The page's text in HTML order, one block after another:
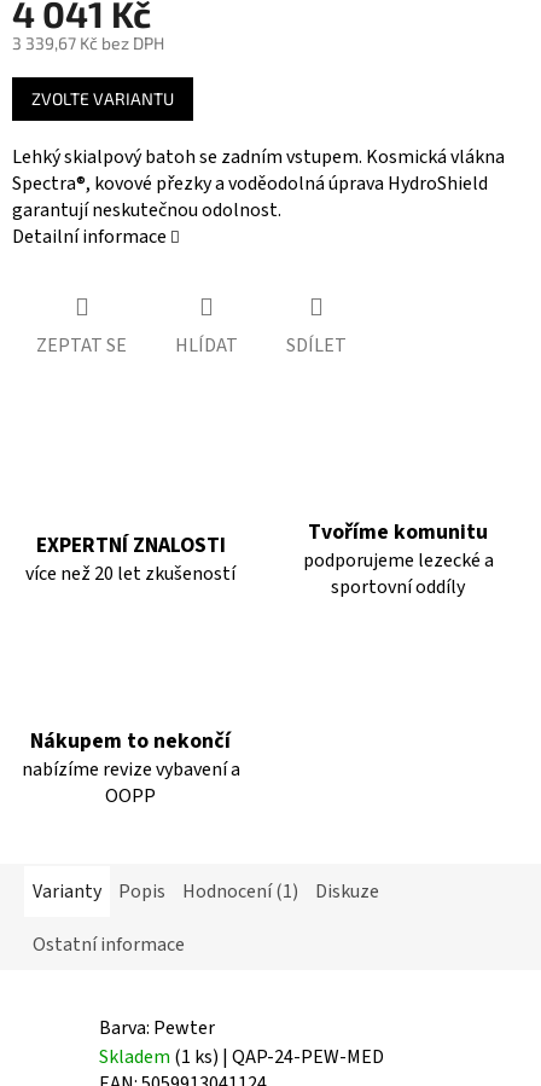
4 041 Kč
3 339,67 Kč bez DPH
Měrná
cena:
ZVOLTE VARIANTU
Lehký skialpový batoh se zadním vstupem. Kosmická vlákna
Spectra®, kovové přezky a voděodolná úprava HydroShield
garantují neskutečnou odolnost.
Detailní informace
ZEPTAT SE HLÍDAT SDÍLET
EXPERTNÍ ZNALOSTI
více než 20 let zkušeností
Tvoříme komunitu
podporujeme lezecké a
sportovní oddíly
Nákupem to nekončí
nabízíme revize vybavení a
OOPP
Varianty Popis Hodnocení (1)
Diskuze
Ostatní informace
Barva: Pewter
Skladem (1 ks) | QAP-24-PEW-MED